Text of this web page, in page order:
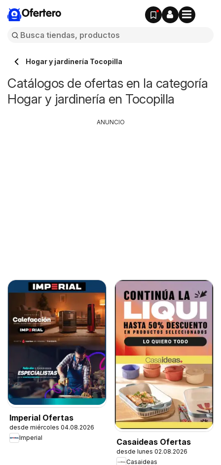
Ofertero
Hogar y jardinería Tocopilla
Catálogos de ofertas en la categoría
Hogar y jardinería en Tocopilla
Imperial Ofertas
desde miércoles 04.08.2026
Imperial
Casaideas Ofertas
desde lunes 02.08.2026
Casaideas
ANUNCIO